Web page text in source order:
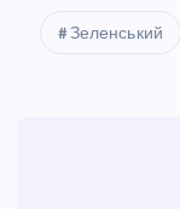
Зеленський